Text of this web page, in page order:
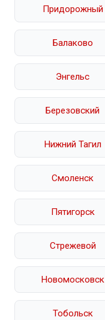
Придорожный
Балаково
Энгельс
Березовский
Нижний Тагил
Смоленск
Пятигорск
Стрежевой
Новомосковск
Тобольск